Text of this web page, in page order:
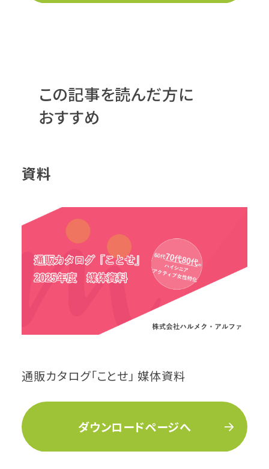
この記事を読んだ方に
おすすめ
資料
通販カタログ「ことせ」 媒体資料
ダウンロードページへ